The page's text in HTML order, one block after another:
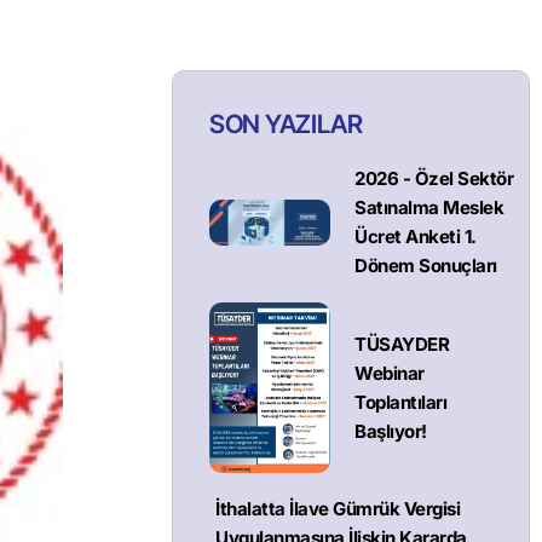
SON YAZILAR
2026 - Özel Sektör
Satınalma Meslek
Ücret Anketi 1.
Dönem Sonuçları
TÜSAYDER
Webinar
Toplantıları
Başlıyor!
İthalatta İlave Gümrük Vergisi